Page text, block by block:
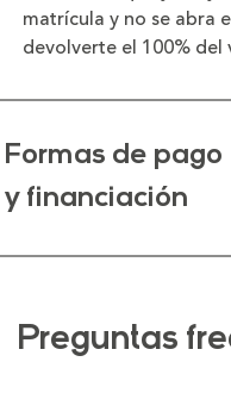
matrícula y no se abra
devolverte el 100%
Formas de pago
y financiación
Preguntas